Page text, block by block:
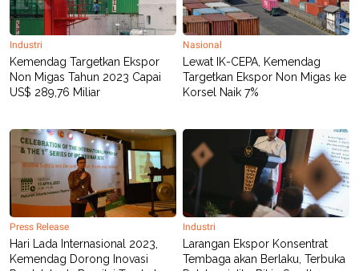
K
G
M
E
D
I
A
.
SITEMAP PROFILETERM
OF
USE
PEDOMAN
PEMBERITAAN
SIBER
Industri
Kemendag Targetkan Ekspor
Non Migas Tahun 2023 Capai
US$ 289,76 Miliar
Nasional
Lewat IK-CEPA, Kemendag
Targetkan Ekspor Non Migas ke
Korsel Naik 7%
Press Release
Hari Lada Internasional 2023,
Kemendag Dorong Inovasi
Industri
Larangan Ekspor Konsentrat
Tembaga akan Berlaku, Terbuka